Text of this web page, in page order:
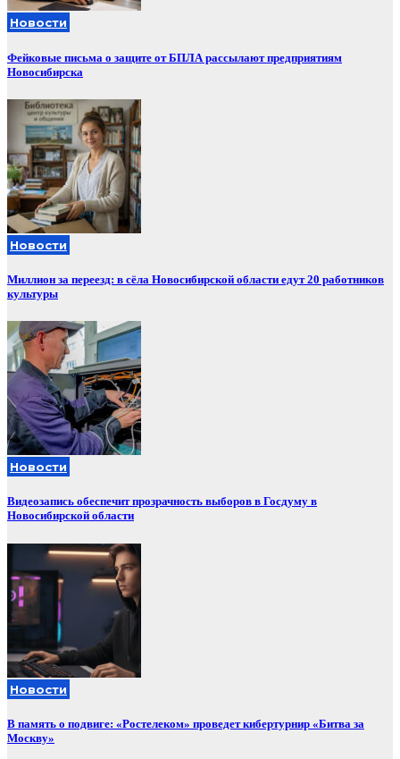
Новости
Фейковые письма о защите от БПЛА рассылают предприятиям
Новосибирска
Новости
Миллион за переезд: в сёла Новосибирской области едут 20 работников
культуры
Новости
Видеозапись обеспечит прозрачность выборов в Госдуму в
Новосибирской области
Новости
В память о подвиге: «Ростелеком» проведет кибертурнир «Битва за
Москву»